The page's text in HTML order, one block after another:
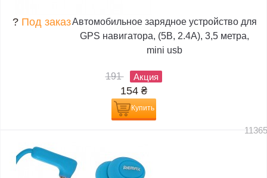
? Под заказАвтомобильное зарядное устройство для
GPS навигатора, (5В, 2.4А), 3,5 метра,
mini usb
191 Акция
154 ₴
Купить